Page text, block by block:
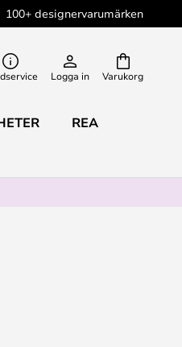
100+ designervarumärken
Varukorg
Logga in
REA